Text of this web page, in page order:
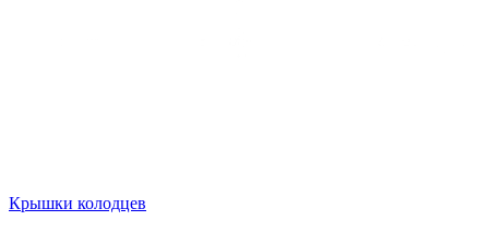
Крышки колодцев